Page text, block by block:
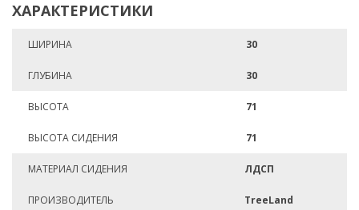
ХАРАКТЕРИСТИКИ
ШИРИНА 30
ГЛУБИНА 30
ВЫСОТА 71
ВЫСОТА СИДЕНИЯ 71
МАТЕРИАЛ СИДЕНИЯ ЛДСП
ПРОИЗВОДИТЕЛЬ TreeLand